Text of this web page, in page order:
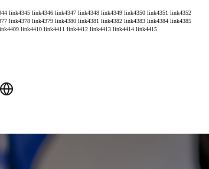
link4345 link4346 link4347 link4348 link4349 link4350 link4351 link4352
link4378 link4379 link4380 link4381 link4382 link4383 link4384 link4385
link4410 link4411 link4412 link4413 link4414 link4415